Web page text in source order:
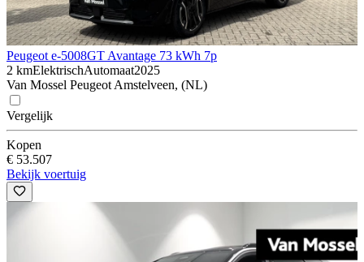
Peugeot e-5008GT Avantage 73 kWh 7p
2 kmElektrischAutomaat2025
Van Mossel Peugeot Amstelveen, (NL)
Vergelijk
Kopen
€ 53.507
Bekijk voertuig